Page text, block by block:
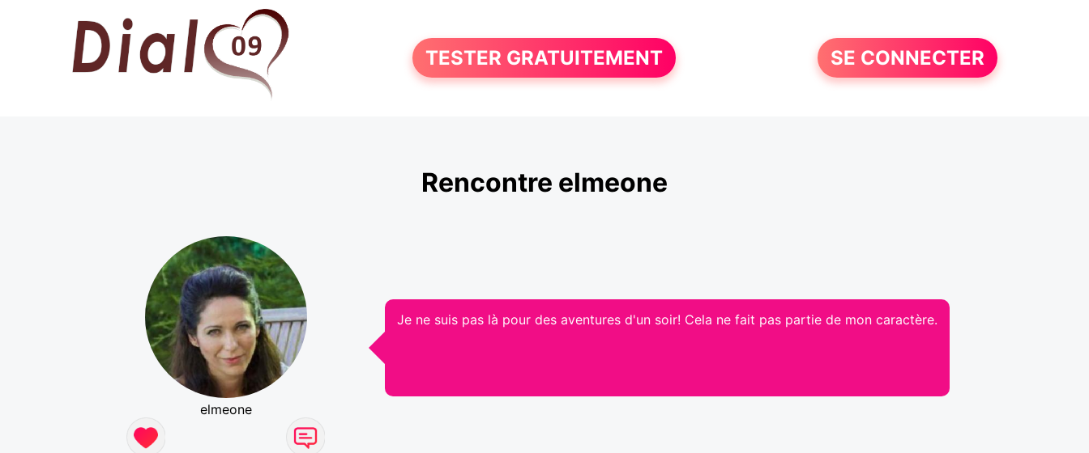
TESTER GRATUITEMENT SE CONNECTER
Rencontre elmeone
elmeone
Je ne suis pas là pour des aventures d'un soir! Cela ne fait pas partie de mon caractère.